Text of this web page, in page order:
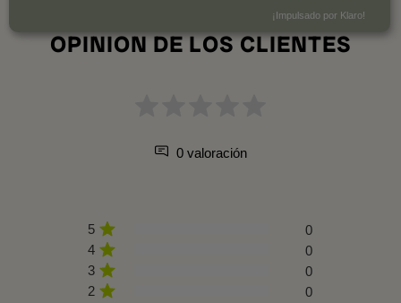
OPINION DE LOS CLIENTES
0 valoración
5
0
4
0
3
0
2
0
¡Impulsado por Klaro!